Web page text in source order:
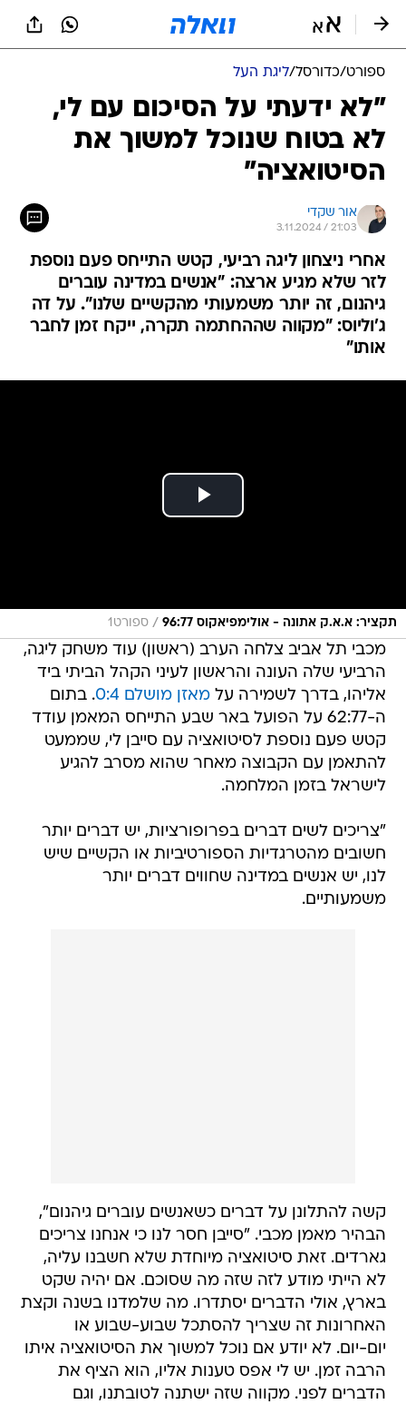
ספורט/כדורסל/ליגת העל
"לא ידעתי על הסיכום עם לי,
לא בטוח שנוכל למשוך את
הסיטואציה"
אור שקדי
3.11.2024 / 21:03
אחרי ניצחון ליגה רביעי, קטש התייחס פעם נוספת
לזר שלא מגיע ארצה: "אנשים במדינה עוברים
גיהנום, זה יותר משמעותי מהקשיים שלנו". על דה
ג'וליוס: "מקווה שההחתמה תקרה, ייקח זמן לחבר
אותו"
תקציר: א.א.ק אתונה - אולימפיאקוס 96:77 / ספורט1
מכבי תל אביב צלחה הערב (ראשון) עוד משחק ליגה,
הרביעי שלה העונה והראשון לעיני הקהל הביתי ביד
אליהו, בדרך לשמירה עלמאזן מושלם 0:4
. בתום
ה-62:77 על הפועל באר שבע התייחס המאמן עודד
קטש פעם נוספת לסיטואציה עם סייבן לי, שממעט
להתאמן עם הקבוצה מאחר שהוא מסרב להגיע
לישראל בזמן המלחמה.
"צריכים לשים דברים בפרופורציות, יש דברים יותר
חשובים מהטרגדיות הספורטיביות או הקשיים שיש
לנו, יש אנשים במדינה שחווים דברים יותר
משמעותיים.
קשה להתלונן על דברים כשאנשים עוברים גיהנום",
הבהיר מאמן מכבי. "סייבן חסר לנו כי אנחנו צריכים
גארדים. זאת סיטואציה מיוחדת שלא חשבנו עליה,
לא הייתי מודע לזה שזה מה שסוכם. אם יהיה שקט
בארץ, אולי הדברים יסתדרו. מה שלמדנו בשנה וקצת
האחרונות זה שצריך להסתכל שבוע-שבוע או
יום-יום. לא יודע אם נוכל למשוך את הסיטואציה איתו
הרבה זמן. יש לי אפס טענות אליו, הוא הציף את
הדברים לפני. מקווה שזה ישתנה לטובתנו, וגם